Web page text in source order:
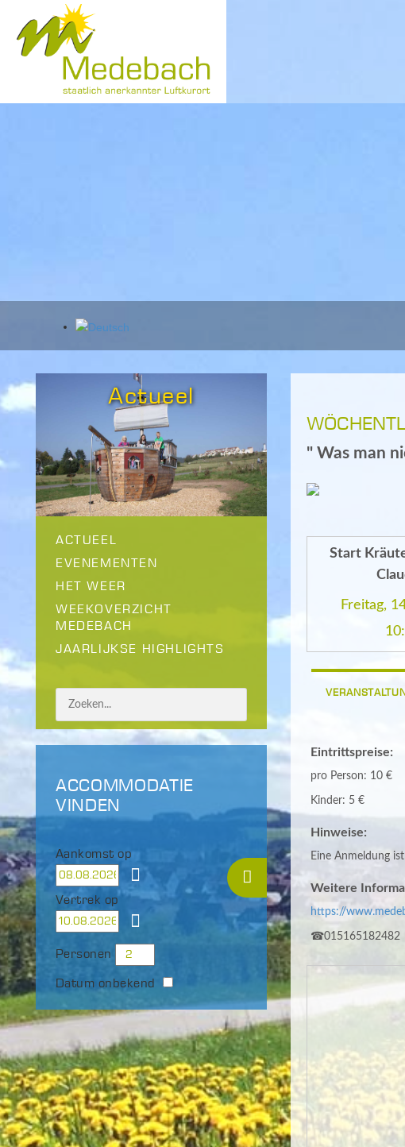
Actueel
ACTUEEL
EVENEMENTEN
HET WEER
WEEKOVERZICHT
MEDEBACH
JAARLIJKSE HIGHLIGHTS
ACCOMMODATIE
VINDEN
Aankomst op
Vertrek op
Personen
Datum onbekend
" Was man
Start
Freitag,
Eintrittspreise:
pro Person: 10 €
Kinder: 5 €
Hinweise:
Eine Anmeldung
Weitere
https://
☎015165182482